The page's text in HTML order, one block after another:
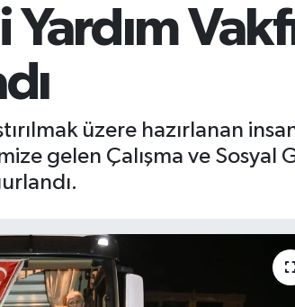
DOLAR
47,7069 0.17
üzere hazırlanan
gelen Çalışma ve Sosyal